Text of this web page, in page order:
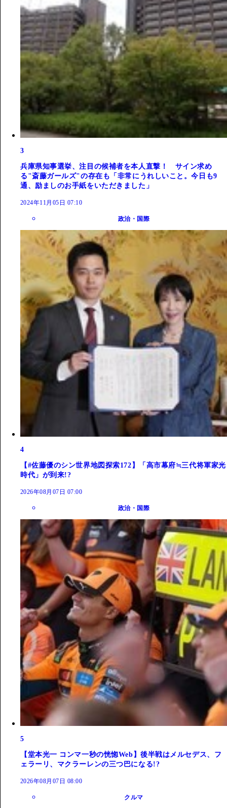
3
兵庫県知事選挙、注目の候補者を本人直撃！ サイン求め
る"斎藤ガールズ"の存在も「非常にうれしいこと。今日も9
通、励ましのお手紙をいただきました」
2024年11月05日 07:10
政治・国際
4
【#佐藤優のシン世界地図探索172】「高市幕府≒三代将軍家光
時代」が到来!?
2026年08月07日 07:00
政治・国際
5
【堂本光一 コンマ一秒の恍惚Web】後半戦はメルセデス、フ
ェラーリ、マクラーレンの三つ巴になる!?
2026年08月07日 08:00
クルマ